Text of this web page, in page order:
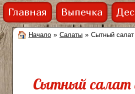
Главная Выпечка
Начало » Салаты » Сытный
Сытный салат